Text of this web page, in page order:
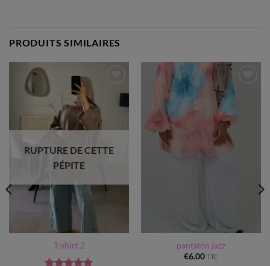
PRODUITS SIMILAIRES
Ajouter
d’envies
RUPTURE DE CETTE
PÉPITE
T-shirt 2
Ajouter
d’envies
pantalon jazz
€6.00 TTC